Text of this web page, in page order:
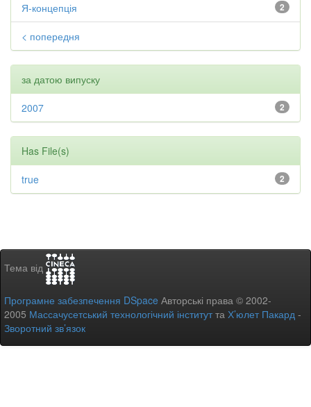
2
Я-концепція
< попередня
за датою випуску
2
2007
Has File(s)
2
true
Тема від
Програмне забезпечення DSpace Авторські права © 2002-
2005 Массачусетський технологічний інститутта Х’юлет Пакард -
Зворотний зв’язок